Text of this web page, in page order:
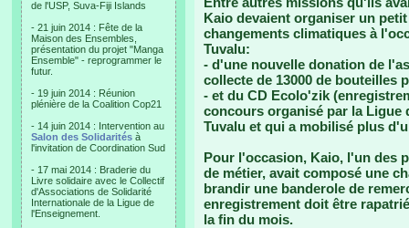
de l'USP, Suva-Fiji Islands
- 21 juin 2014 : Fête de la
Maison des Ensembles,
présentation du projet "Manga
Ensemble" - reprogrammer le
futur.
- 19 juin 2014 : Réunion
plénière de la Coalition Cop21
- 14 juin 2014 : Intervention au
Salon des Solidarités à
l'invitation de Coordination Sud
- 17 mai 2014 : Braderie du
Livre solidaire avec le Collectif
d'Associations de Solidarité
Internationale de la Ligue de
l'Enseignement.
Kaio devaient organiser un
changements climatiques à
Tuvalu:
- d'une nouvelle donation de
collecte de 13000 de bouteilles
- et du CD Ecolo'zik
concours organisé par la Ligue
Tuvalu et qui a mobilisé plus
Pour l'occasion, Kaio, l'un des
de métier, avait composé une
brandir une banderole de
enregistrement doit être
la fin du mois.